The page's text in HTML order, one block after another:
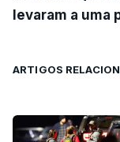
levaram a
ARTIGOS